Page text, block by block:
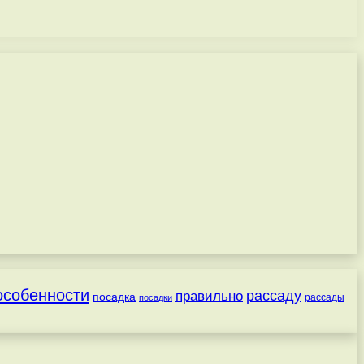
посадка посадки правильно рассаду рассады